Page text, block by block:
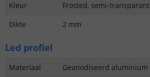
Kleur
Frosted, semi-transparant
Dikte
2 mm
Led profiel
Materiaal
Geanodiseerd aluminium